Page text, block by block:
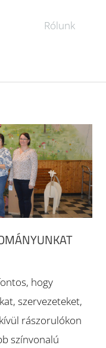
Rólunk
hogy
szervezeteket,
rászorulókon
színvonalú